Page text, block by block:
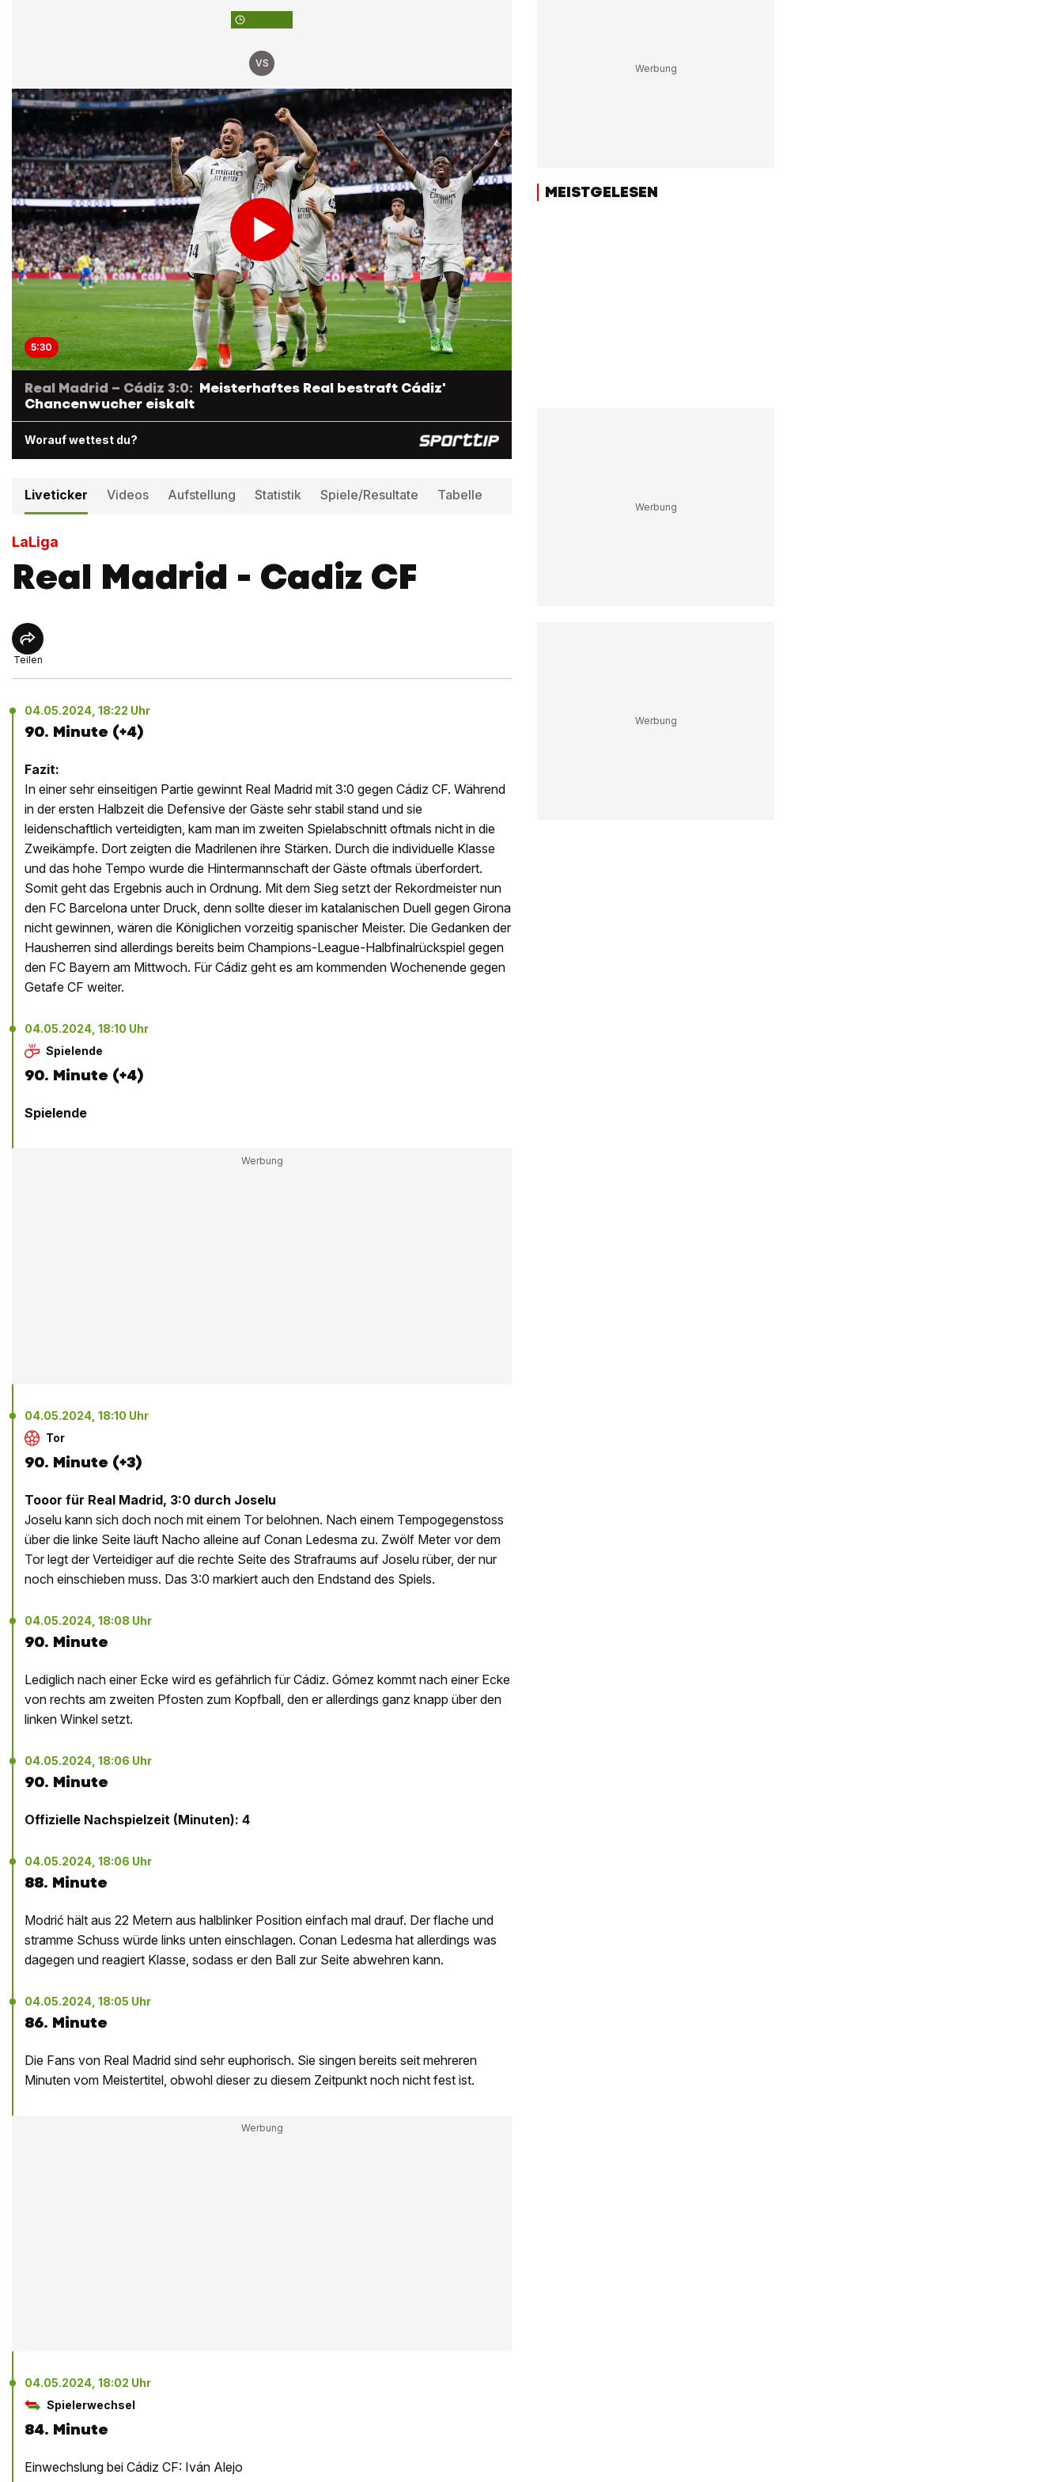
VS
5:30
Real Madrid – Cádiz 3:0: Meisterhaftes Real bestraft Cádiz'
Chancenwucher eiskalt
Worauf wettest du?
Liveticker Videos Aufstellung Statistik Spiele/Resultate Tabelle
LaLiga
Real Madrid - Cadiz CF
Teilen
04.05.2024, 18:22 Uhr
90. Minute (+4)
Fazit:
In einer sehr einseitigen Partie gewinnt Real Madrid mit 3:0 gegen Cádiz CF. Während
in der ersten Halbzeit die Defensive der Gäste sehr stabil stand und sie
leidenschaftlich verteidigten, kam man im zweiten Spielabschnitt oftmals nicht in die
Zweikämpfe. Dort zeigten die Madrilenen ihre Stärken. Durch die individuelle Klasse
und das hohe Tempo wurde die Hintermannschaft der Gäste oftmals überfordert.
Somit geht das Ergebnis auch in Ordnung. Mit dem Sieg setzt der Rekordmeister nun
den FC Barcelona unter Druck, denn sollte dieser im katalanischen Duell gegen Girona
nicht gewinnen, wären die Königlichen vorzeitig spanischer Meister. Die Gedanken der
Hausherren sind allerdings bereits beim Champions-League-Halbfinalrückspiel gegen
den FC Bayern am Mittwoch. Für Cádiz geht es am kommenden Wochenende gegen
Getafe CF weiter.
04.05.2024, 18:10 Uhr
Spielende
90. Minute (+4)
Spielende
04.05.2024, 18:10 Uhr
Tor
90. Minute (+3)
Tooor für Real Madrid, 3:0 durch Joselu
Joselu kann sich doch noch mit einem Tor belohnen. Nach einem Tempogegenstoss
über die linke Seite läuft Nacho alleine auf Conan Ledesma zu. Zwölf Meter vor dem
Tor legt der Verteidiger auf die rechte Seite des Strafraums auf Joselu rüber, der nur
noch einschieben muss. Das 3:0 markiert auch den Endstand des Spiels.
04.05.2024, 18:08 Uhr
90. Minute
Lediglich nach einer Ecke wird es gefährlich für Cádiz. Gómez kommt nach einer Ecke
von rechts am zweiten Pfosten zum Kopfball, den er allerdings ganz knapp über den
linken Winkel setzt.
04.05.2024, 18:06 Uhr
90. Minute
Offizielle Nachspielzeit (Minuten): 4
04.05.2024, 18:06 Uhr
88. Minute
Modrić hält aus 22 Metern aus halblinker Position einfach mal drauf. Der flache und
stramme Schuss würde links unten einschlagen. Conan Ledesma hat allerdings was
dagegen und reagiert Klasse, sodass er den Ball zur Seite abwehren kann.
04.05.2024, 18:05 Uhr
86. Minute
Die Fans von Real Madrid sind sehr euphorisch. Sie singen bereits seit mehreren
Minuten vom Meistertitel, obwohl dieser zu diesem Zeitpunkt noch nicht fest ist.
04.05.2024, 18:02 Uhr
Spielerwechsel
84. Minute
Einwechslung bei Cádiz CF: Iván Alejo
MEISTGELESEN